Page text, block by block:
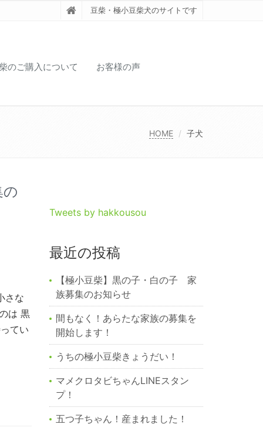
豆柴・極小豆柴犬のサイトです
のご購入について お客様の声
HOME 子犬
さな
は 黒
てい
Tweets by hakkousou
最近の投稿
【極小豆柴】黒の子・白の子 家
族募集のお知らせ
間もなく！あらたな家族の募集を
開始します！
うちの極小豆柴きょうだい！
マメクロタビちゃんLINEスタン
プ！
五つ子ちゃん！産まれました！